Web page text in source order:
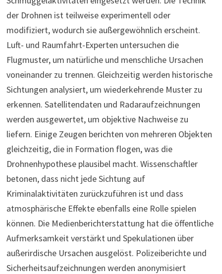
der Drohnen ist teilweise experimentell oder
modifiziert, wodurch sie außergewöhnlich erscheint.
Luft- und Raumfahrt-Experten untersuchen die
Flugmuster, um natürliche und menschliche Ursachen
voneinander zu trennen. Gleichzeitig werden historische
Sichtungen analysiert, um wiederkehrende Muster zu
erkennen. Satellitendaten und Radaraufzeichnungen
werden ausgewertet, um objektive Nachweise zu
liefern. Einige Zeugen berichten von mehreren Objekten
gleichzeitig, die in Formation flogen, was die
Drohnenhypothese plausibel macht. Wissenschaftler
betonen, dass nicht jede Sichtung auf
Kriminalaktivitäten zurückzuführen ist und dass
atmosphärische Effekte ebenfalls eine Rolle spielen
können. Die Medienberichterstattung hat die öffentliche
Aufmerksamkeit verstärkt und Spekulationen über
außerirdische Ursachen ausgelöst. Polizeiberichte und
Sicherheitsaufzeichnungen werden anonymisiert